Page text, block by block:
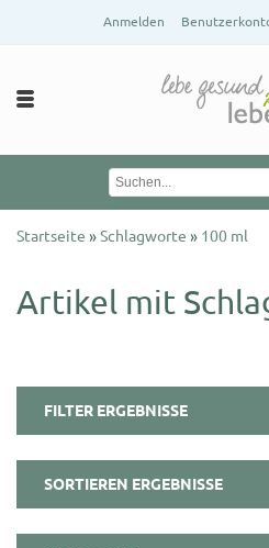
Anmelden
Startseite »Schlagworte » 100 ml
Artikel mit
FILTER ERGEBNISSE
SORTIEREN ERGEBNISSE